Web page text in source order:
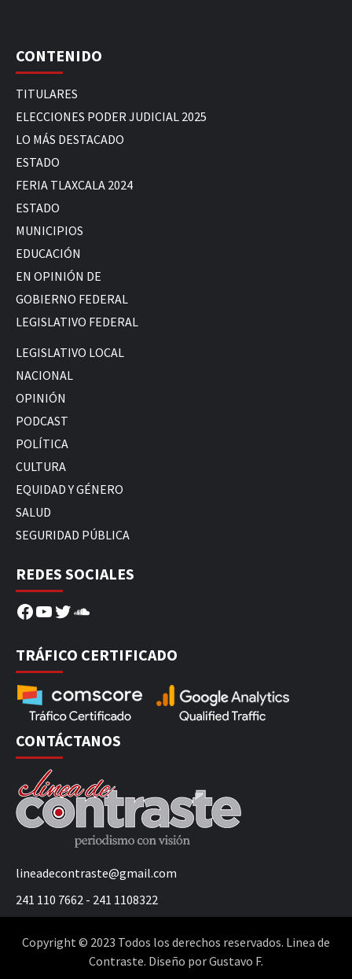
CONTENIDO
TITULARES
ELECCIONES PODER JUDICIAL 2025
LO MÁS DESTACADO
ESTADO
FERIA TLAXCALA 2024
ESTADO
MUNICIPIOS
EDUCACIÓN
EN OPINIÓN DE
GOBIERNO FEDERAL
LEGISLATIVO FEDERAL
LEGISLATIVO LOCAL
NACIONAL
OPINIÓN
PODCAST
POLÍTICA
CULTURA
EQUIDAD Y GÉNERO
SALUD
SEGURIDAD PÚBLICA
REDES SOCIALES
Facebook
YouTube
Twitter
SoundCloud
TRÁFICO CERTIFICADO
CONTÁCTANOS
lineadecontraste@gmail.com
241 110 7662 - 241 1108322
Copyright © 2023 Todos los derechos reservados. Linea de
Contraste. Diseño por Gustavo F.